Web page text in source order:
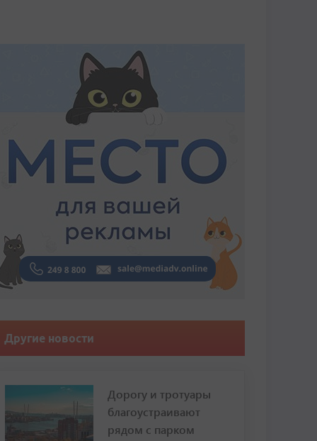
Другие новости
Дорогу и тротуары
благоустраивают
рядом с парком